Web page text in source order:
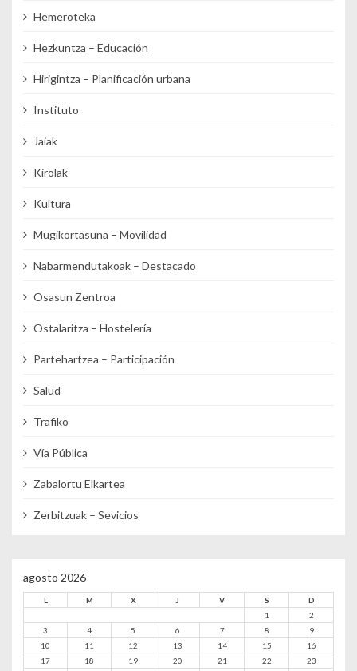
Hemeroteka
Hezkuntza – Educación
Hirigintza – Planificación urbana
Instituto
Jaiak
Kirolak
Kultura
Mugikortasuna – Movilidad
Nabarmendutakoak – Destacado
Osasun Zentroa
Ostalaritza – Hostelería
Partehartzea – Participación
Salud
Trafiko
Vía Pública
Zabalortu Elkartea
Zerbitzuak – Sevicios
agosto 2026
L M X J V S
D
1
2
3
4 5 6 7 8
9
10
11 12 13 14 15
16
17
18 19 20 21 22
23